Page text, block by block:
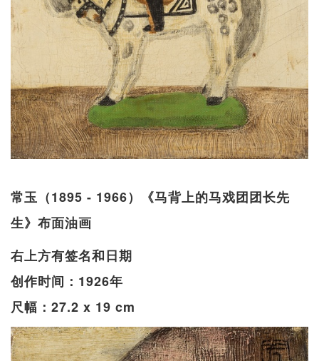
常玉（1895 - 1966）《马背上的马戏团团长先
生》布面油画
右上方有签名和日期
创作时间：1926年
尺幅：27.2 x 19 cm